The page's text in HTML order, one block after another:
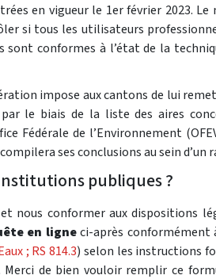
en vigueur le 1er février 2023.
si tous les utilisateurs
conformes à l’état de la
impose aux cantons de lui
le biais de la liste des aires
Fédérale de l’Environnement
ses conclusions au sein d’un
publiques ?
nous conformer aux dispositions
en ligneci-après conformément
; RS 814.3) selon les instructions
Merci de bien vouloir remplir ce